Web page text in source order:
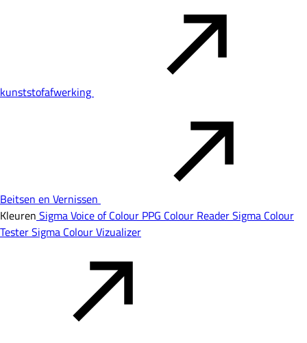
kunststofafwerking
Beitsen en Vernissen
Kleuren Sigma Voice of Colour PPG Colour ReaderSigma Colour
TesterSigma Colour Vizualizer